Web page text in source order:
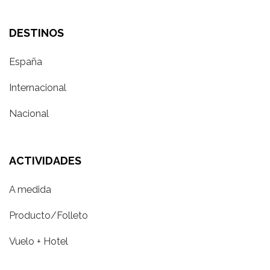
DESTINOS
España
Internacional
Nacional
ACTIVIDADES
A medida
Producto/Folleto
Vuelo + Hotel